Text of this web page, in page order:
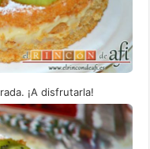
¡A disfrutarla!